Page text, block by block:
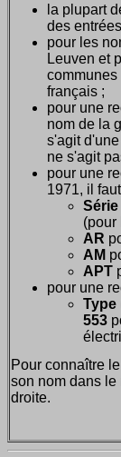
la plupart
des
pour les
Leuven et
français ;
pour une
nom de la
s'agit
ne s'agit
pour une
1971, il
Série
(pour
AR
AM
APT
pour une
Type
553
Pour connaître
son nom dans le
droite.